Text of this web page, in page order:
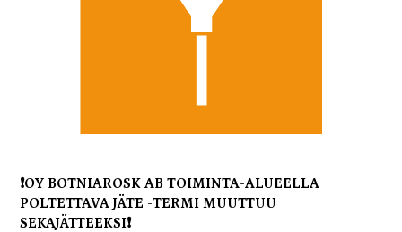
❗OY BOTNIAROSK AB TOIMINTA-ALUEELLA
POLTETTAVA JÄTE -TERMI MUUTTUU
SEKAJÄTTEEKSI❗